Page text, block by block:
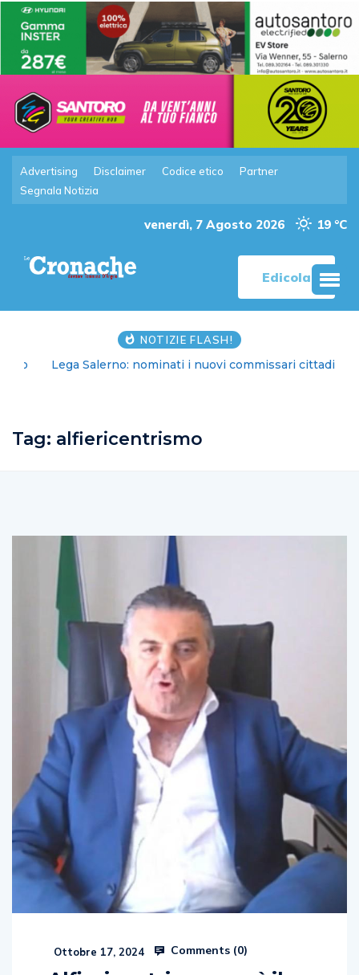
Advertising Disclaimer Codice etico
Partner
Segnala Notizia
venerdì, 7 Agosto 2026 19 °C
Edicola
NOTIZIE FLASH!
Lega Salerno: nominati i nuovi commissari cittadini
Alfiericentrismo, così il